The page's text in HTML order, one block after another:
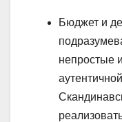
Бюджет и
непростые